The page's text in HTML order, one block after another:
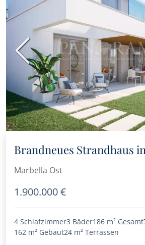
Vorherige
Brandneues Strandhaus
Marbella Ost
1.900.000 €
4 Schlafzimmer3 Bäder186 m² Gesamt
162 m² Gebaut24 m² Terrassen